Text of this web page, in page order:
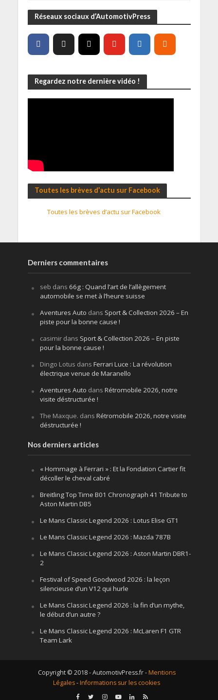
Réseaux sociaux d’AutomotivPress
Regardez notre dernière vidéo !
Toutes les brèves d’actu sur Facebook
Toutes les brèves d’actu sur Facebook
Derniers commentaires
seb dans 66g : Quand l’art de l’allègement
automobile se met à l’heure suisse
Aventures Auto dans Sport & Collection 2026 – En
piste pour la bonne cause !
casimirdans Sport & Collection 2026 – En piste
pour la bonne cause !
Dingo Lotus dans Ferrari Luce : La révolution
électrique venue de Maranello
Aventures Auto dans Rétromobile 2026, notre
visite déstructurée !
The Maxque. dans Rétromobile 2026, notre visite
déstructurée !
Nos derniers articles
« Hommage à Ferrari » : Et la Fondation Cartier fit
décoller le cheval cabré
Breitling Top Time B01 Chronograph 41 Tribute to
Aston Martin DB5
Le Mans Classic Legend 2026 : Lotus Elise GT1
Le Mans Classic Legend 2026 : Mazda 787B
Le Mans Classic Legend 2026 : Aston Martin DBR1-
2
Festival of Speed Goodwood 2026 : la leçon
silencieuse d’un V12 qui hurle
Le Mans Classic Legend 2026 : la fin d’un mythe,
le début d’un autre ?
Le Mans Classic Legend 2026 : McLaren F1 GTR
Team Lark
Copyright © 2018 - AutomotivPress.fr -Mentions
Légales-Informations sur les cookies